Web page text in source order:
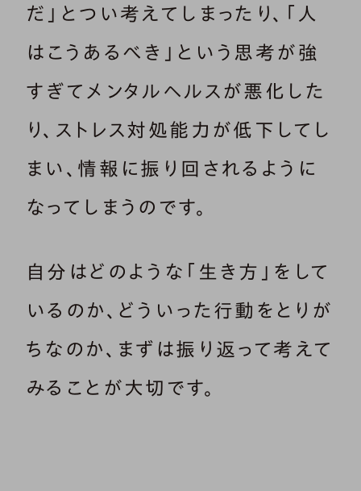
だ」とつい考えてしまったり、「人
はこうあるべき」という思考が強
すぎてメンタルヘルスが悪化した
り、ストレス対処能力が低下してし
まい、情報に振り回されるように
なってしまうのです。
自分はどのような「生き方」をして
いるのか、どういった行動をとりが
ちなのか、まずは振り返って考えて
みることが大切です。